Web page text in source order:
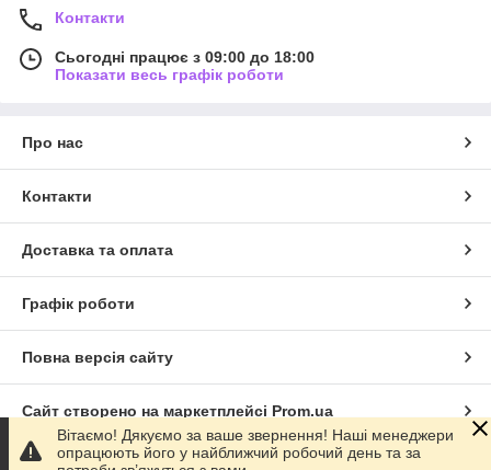
Контакти
Сьогодні працює з 09:00 до 18:00
Показати весь графік роботи
Про нас
Контакти
Доставка та оплата
Графік роботи
Повна версія сайту
Сайт створено на маркетплейсі Prom.ua
Політика конфіденційності
Вітаємо! Дякуємо за ваше звернення! Наші менеджери
опрацюють його у найближчий робочий день та за